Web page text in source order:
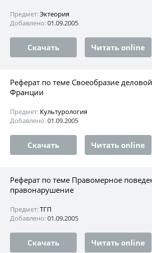
Предмет:Эктеория
Добавлено:01.09.2005
Скачать Читать online
Реферат по теме Своеобразие
Франции
Предмет: Культурология
Добавлено:01.09.2005
Скачать Читать online
Реферат по теме Правомерное
правонарушение
Предмет:ТГП
Добавлено:01.09.2005
Скачать Читать online